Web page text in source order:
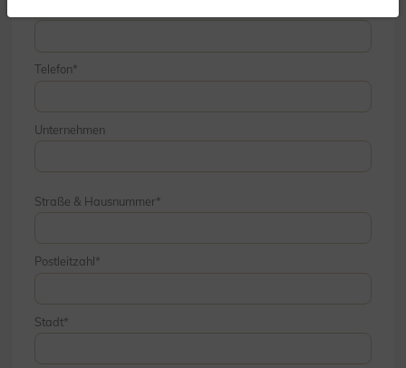
Telefon
Unternehmen
Straße & Hausnummer
Postleitzahl
Stadt